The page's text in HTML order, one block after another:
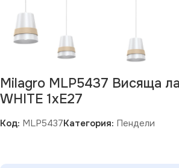
Milagro MLP5437 Висяща
WHITE 1xE27
Код: MLP5437Категория: Пендели